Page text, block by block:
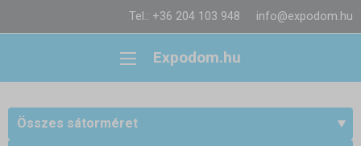
Tel.: +36 204 103 948 info@expodom.hu
Expodom.hu
Összes sátorméret